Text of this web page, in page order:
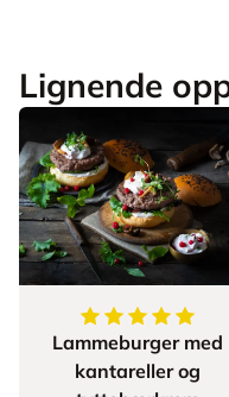
Lignende
5av5stjerner
Lammeburger med
kantareller og